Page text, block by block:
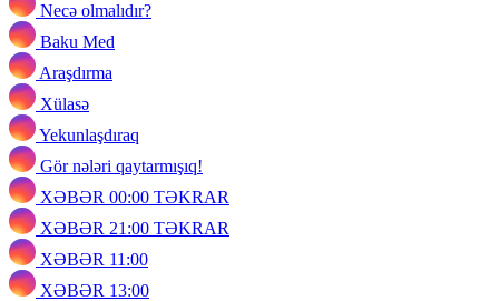
Necə olmalıdır?
Baku Med
Araşdırma
Xülasə
Yekunlaşdıraq
Gör nələri qaytarmışıq!
XƏBƏR 00:00 TƏKRAR
XƏBƏR 21:00 TƏKRAR
XƏBƏR 11:00
XƏBƏR 13:00